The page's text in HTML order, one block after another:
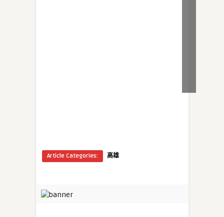
Article Categories: 高雄